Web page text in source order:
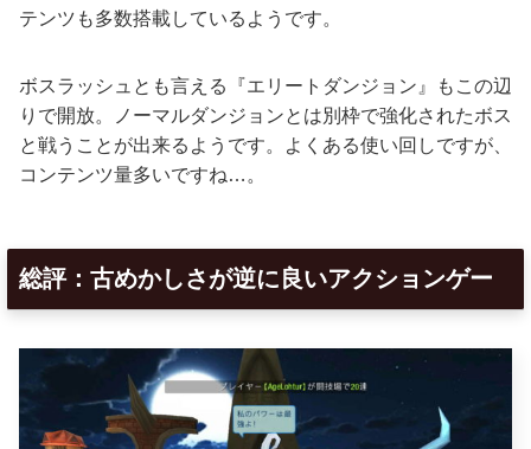
テンツも多数搭載しているようです。
ボスラッシュとも言える『エリートダンジョン』もこの辺
りで開放。ノーマルダンジョンとは別枠で強化されたボス
と戦うことが出来るようです。よくある使い回しですが、
コンテンツ量多いですね…。
総評：古めかしさが逆に良いアクションゲー